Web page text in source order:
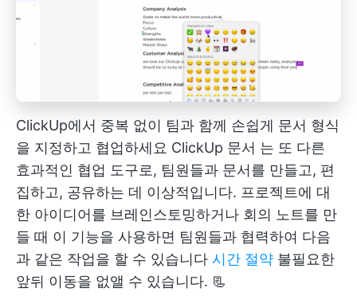
ClickUp에서 중복 없이 팀과 함께 손쉽게 문서 형식
을 지정하고 협업하세요 ClickUp 문서 는 또 다른
효과적인 협업 도구로, 팀원들과 문서를 만들고, 편
집하고, 공유하는 데 이상적입니다. 프로젝트에 대
한 아이디어를 브레인스토밍하거나 회의 노트를 만
들 때 이 기능을 사용하면 팀원들과 협력하여 다음
과 같은 작업을 할 수 있습니다 시간 절약 불필요한
앞뒤 이동을 없앨 수 있습니다. 📃